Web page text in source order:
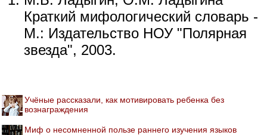
Краткий мифологический словарь -
М.: Издательство НОУ "Полярная
звезда", 2003.
Учёные рассказали, как мотивировать ребенка без
вознаграждения
Миф о несомненной пользе раннего изучения языков